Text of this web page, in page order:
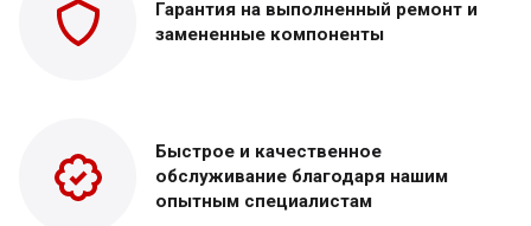
Гарантия на выполненный ремонт и
замененные компоненты
Быстрое и качественное
обслуживание благодаря нашим
опытным специалистам